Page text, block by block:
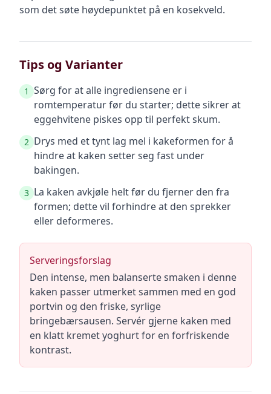
som det søte høydepunktet på en kosekveld.
Tips og Varianter
1 Sørg for at alle ingrediensene er i
romtemperatur før du starter; dette sikrer at
eggehvitene piskes opp til perfekt skum.
2 Drys med et tynt lag mel i kakeformen for å
hindre at kaken setter seg fast under
bakingen.
3 La kaken avkjøle helt før du fjerner den fra
formen; dette vil forhindre at den sprekker
eller deformeres.
Serveringsforslag
Den intense, men balanserte smaken i denne
kaken passer utmerket sammen med en god
portvin og den friske, syrlige
bringebærsausen. Servér gjerne kaken med
en klatt kremet yoghurt for en forfriskende
kontrast.